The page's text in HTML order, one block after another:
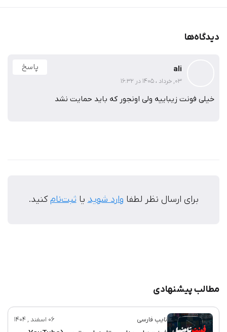
دیدگاه‌ها
ali
03, خرداد ، 1405 در 16:32
پاسخ
خیلی فونت زیباییه ولی اونجور که باید حمایت نشد
برای ارسال نظر لطفا وارد شویدیاثبت‌نامکنید.
مطالب پیشنهادی
تایپ فارسی 06 اسفند , 1404